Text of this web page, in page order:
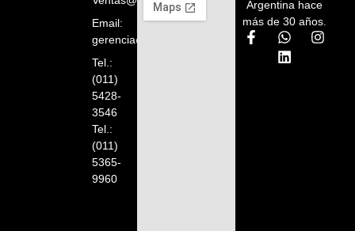
Argentina hace
más de 30 años.
Email:
gerencia@orelion.com.ar
Tel.:
(011)
5428-
3546
Tel.:
(011)
5365-
9960